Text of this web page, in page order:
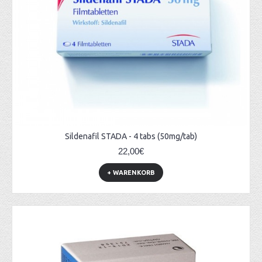
Sildenafil STADA - 4 tabs (50mg/tab)
22,00€
+ WARENKORB